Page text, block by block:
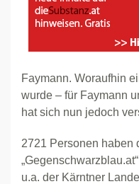
Faymann. Woraufhin
wurde – für Faymann
hat sich nun jedoch
2721 Personen haben
u.a. der Kärntner